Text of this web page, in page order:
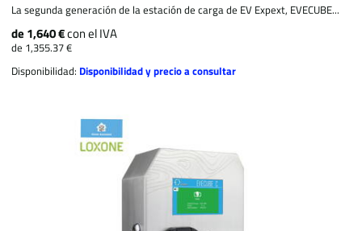
La segunda generación de la estación de carga de EV Expext, EVECUBE...
de 1,640 €con el IVA
de 1,355.37 €
Disponibilidad: Disponibilidad y precio a consultar